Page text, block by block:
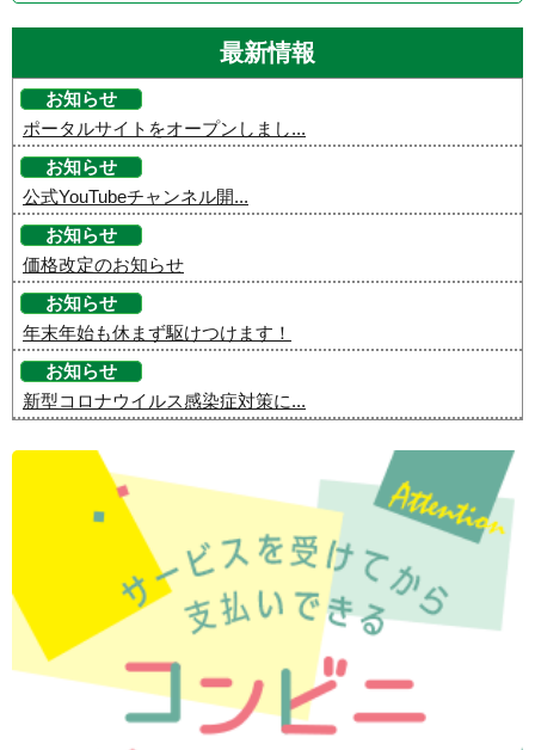
最新情報
お知らせ
ポータルサイトをオープンしまし...
お知らせ
公式YouTubeチャンネル開...
お知らせ
価格改定のお知らせ
お知らせ
年末年始も休まず駆けつけます！
お知らせ
新型コロナウイルス感染症対策に...